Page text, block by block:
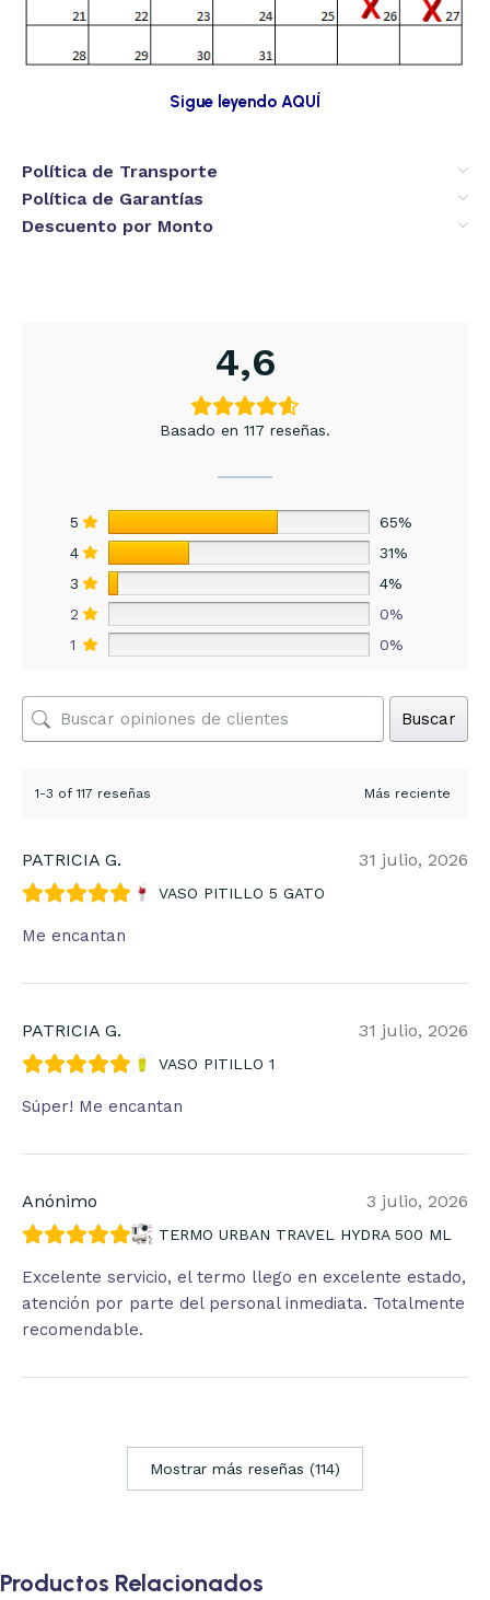
Sigue leyendo AQUÍ
Política de Transporte
Política de Garantías
Descuento por Monto
4,6
Basado en 117 reseñas.
5
65%
4
31%
3
4%
2
0%
1
0%
Buscar
1-3 of 117 reseñas
PATRICIA G. 31 julio, 2026
VASO PITILLO 5 GATO
Me encantan
PATRICIA G. 31 julio, 2026
VASO PITILLO 1
Súper! Me encantan
Anónimo 3 julio, 2026
TERMO URBAN TRAVEL HYDRA 500 ML
Excelente servicio, el termo llego en excelente estado,
atención por parte del personal inmediata. Totalmente
recomendable.
Mostrar más reseñas (114)
Productos Relacionados